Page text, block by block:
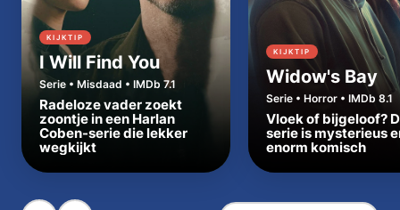
KIJKTIP
I Will Find You
Serie • Misdaad • IMDb 7.1
Radeloze vader zoekt
zoontje in een Harlan
Coben-serie die lekker
wegkijkt
KIJKTIP
Widow's Bay
Serie • Horror • IMDb 8.1
Vloek of bijgeloof?
serie is mysterieus
enorm komisch